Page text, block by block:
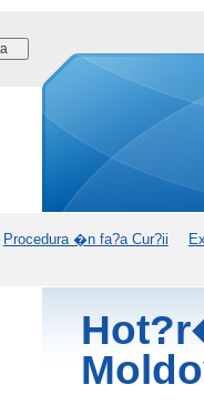
Procedura �n fa?a Cur?ii